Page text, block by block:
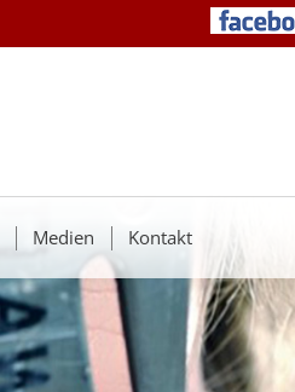
Medien Kontakt